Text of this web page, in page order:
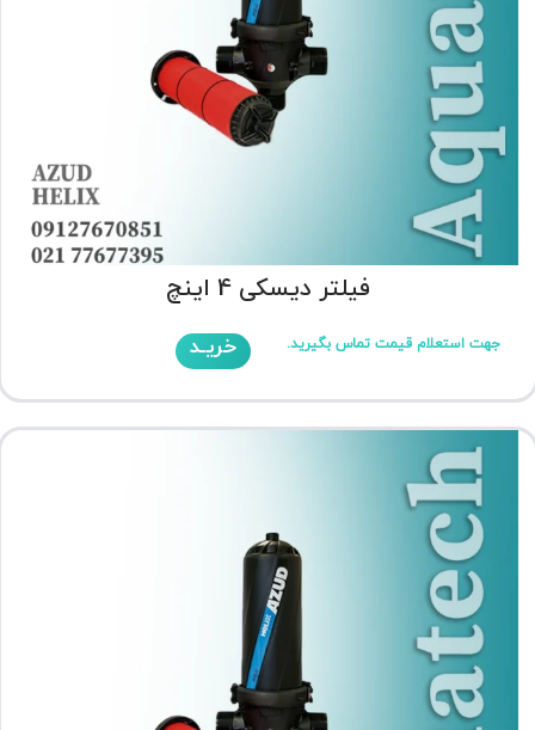
فیلتر دیسکی 4 اینچ
جهت استعلام قیمت تماس بگیرید. خریـد